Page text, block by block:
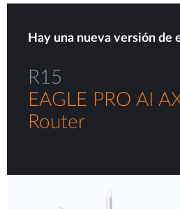
Hay una nueva versión de
R15
EAGLE PRO AI
Router